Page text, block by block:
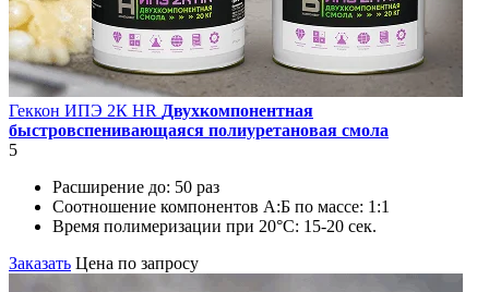
Геккон ИПЭ 2К HR Двухкомпонентная
быстровспенивающаяся полиуретановая смола
5
Расширение до: 50 раз
Соотношение компонентов А:Б по массе: 1:1
Время полимеризации при 20°C: 15-20 сек.
Заказать Цена по запросу